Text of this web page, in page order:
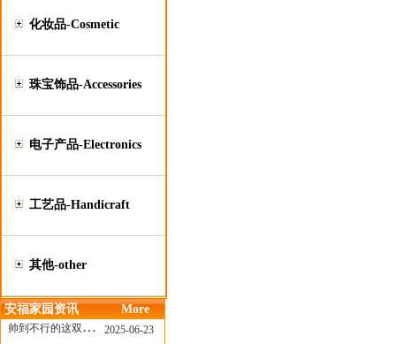
化妆品-Cosmetic
珠宝饰品-Accessories
电子产品-Electronics
工艺品-Handicraft
其他-other
安福家园资讯 More
帅到不行的这双跑鞋，其实藏着Nike第一位签约跑者的故事
2025-06-23